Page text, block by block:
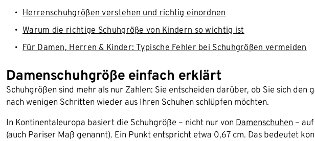
Herrenschuhgrößen verstehen und richtig einordnen
Warum die richtige Schuhgröße von Kindern so wichtig ist
Für Damen, Herren & Kinder: Typische Fehler bei Schuhgrößen vermeiden
Damenschuhgröße einfach erklärt
Schuhgrößen sind mehr als nur Zahlen: Sie entscheiden darüber, ob Sie sich den
nach wenigen Schritten wieder aus Ihren Schuhen schlüpfen möchten.
In Kontinentaleuropa basiert die Schuhgröße – nicht nur von Damenschuhen –
(auch Pariser Maß genannt). Ein Punkt entspricht etwa 0,67 cm. Das bedeutet